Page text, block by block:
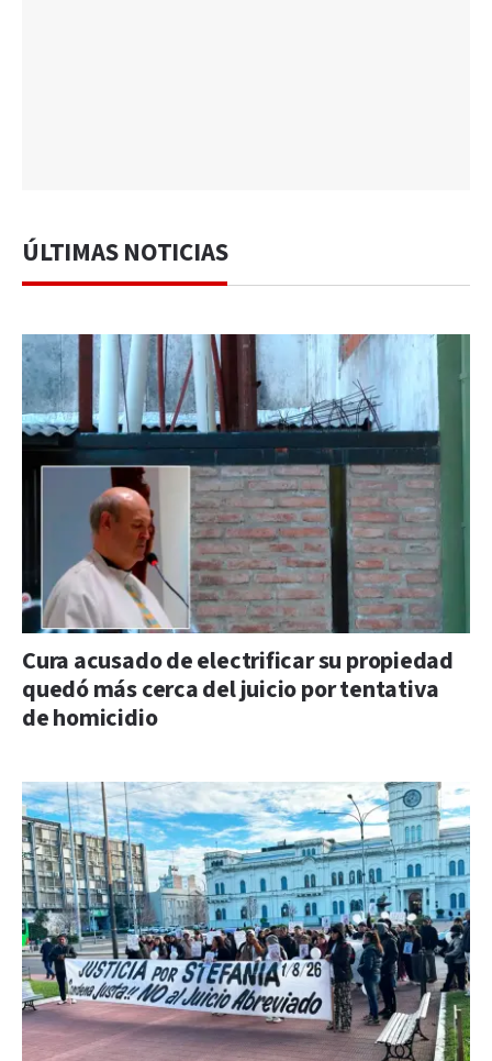
ÚLTIMAS NOTICIAS
Cura acusado de electrificar su propiedad
quedó más cerca del juicio por tentativa
de homicidio